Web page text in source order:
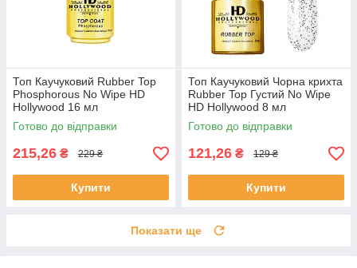
Топ Каучуковий Rubber Top
Phosphorous No Wipe HD
Hollywood 16 мл
Готово до відправки
215,26 ₴ 229 ₴
Купити
Топ Каучуковий Чорна крихта
Rubber Top Густий No Wipe
HD Hollywood 8 мл
Готово до відправки
121,26 ₴ 129 ₴
Купити
Показати ще